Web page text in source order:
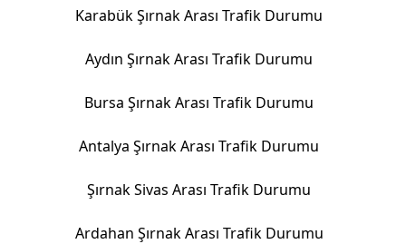
Karabük Şırnak Arası Trafik Durumu
Aydın Şırnak Arası Trafik Durumu
Bursa Şırnak Arası Trafik Durumu
Antalya Şırnak Arası Trafik Durumu
Şırnak Sivas Arası Trafik Durumu
Ardahan Şırnak Arası Trafik Durumu